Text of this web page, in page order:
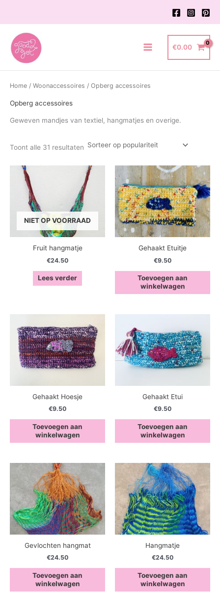
de
inhoud
Main
Menu
€0.00
Home / Woonaccessoires / Opberg accessoires
Opberg accessoires
Geweven mandjes van textiel, hangmatjes en overige.
Toont alle 31 resultaten Gesorteerd
NIET OP VOORRAAD
Fruit hangmatje
€24.50
Lees verder
Gehaakt Etuitje
€9.50
Toevoegen aan
winkelwagen
Gehaakt Hoesje
€9.50
Toevoegen aan
winkelwagen
Gehaakt Etui
€9.50
Toevoegen aan
winkelwagen
Gevlochten hangmat
€24.50
Toevoegen aan
winkelwagen
Hangmatje
€24.50
Toevoegen aan
winkelwagen